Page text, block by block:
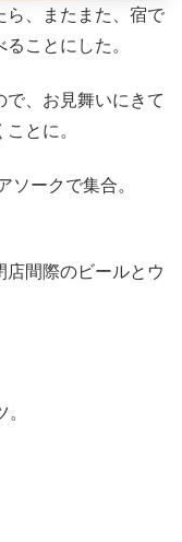
ら、またまた、宿で
ことにした。
で、お見舞いにきて
とに。
ソークで集合。
店間際のビールとウ